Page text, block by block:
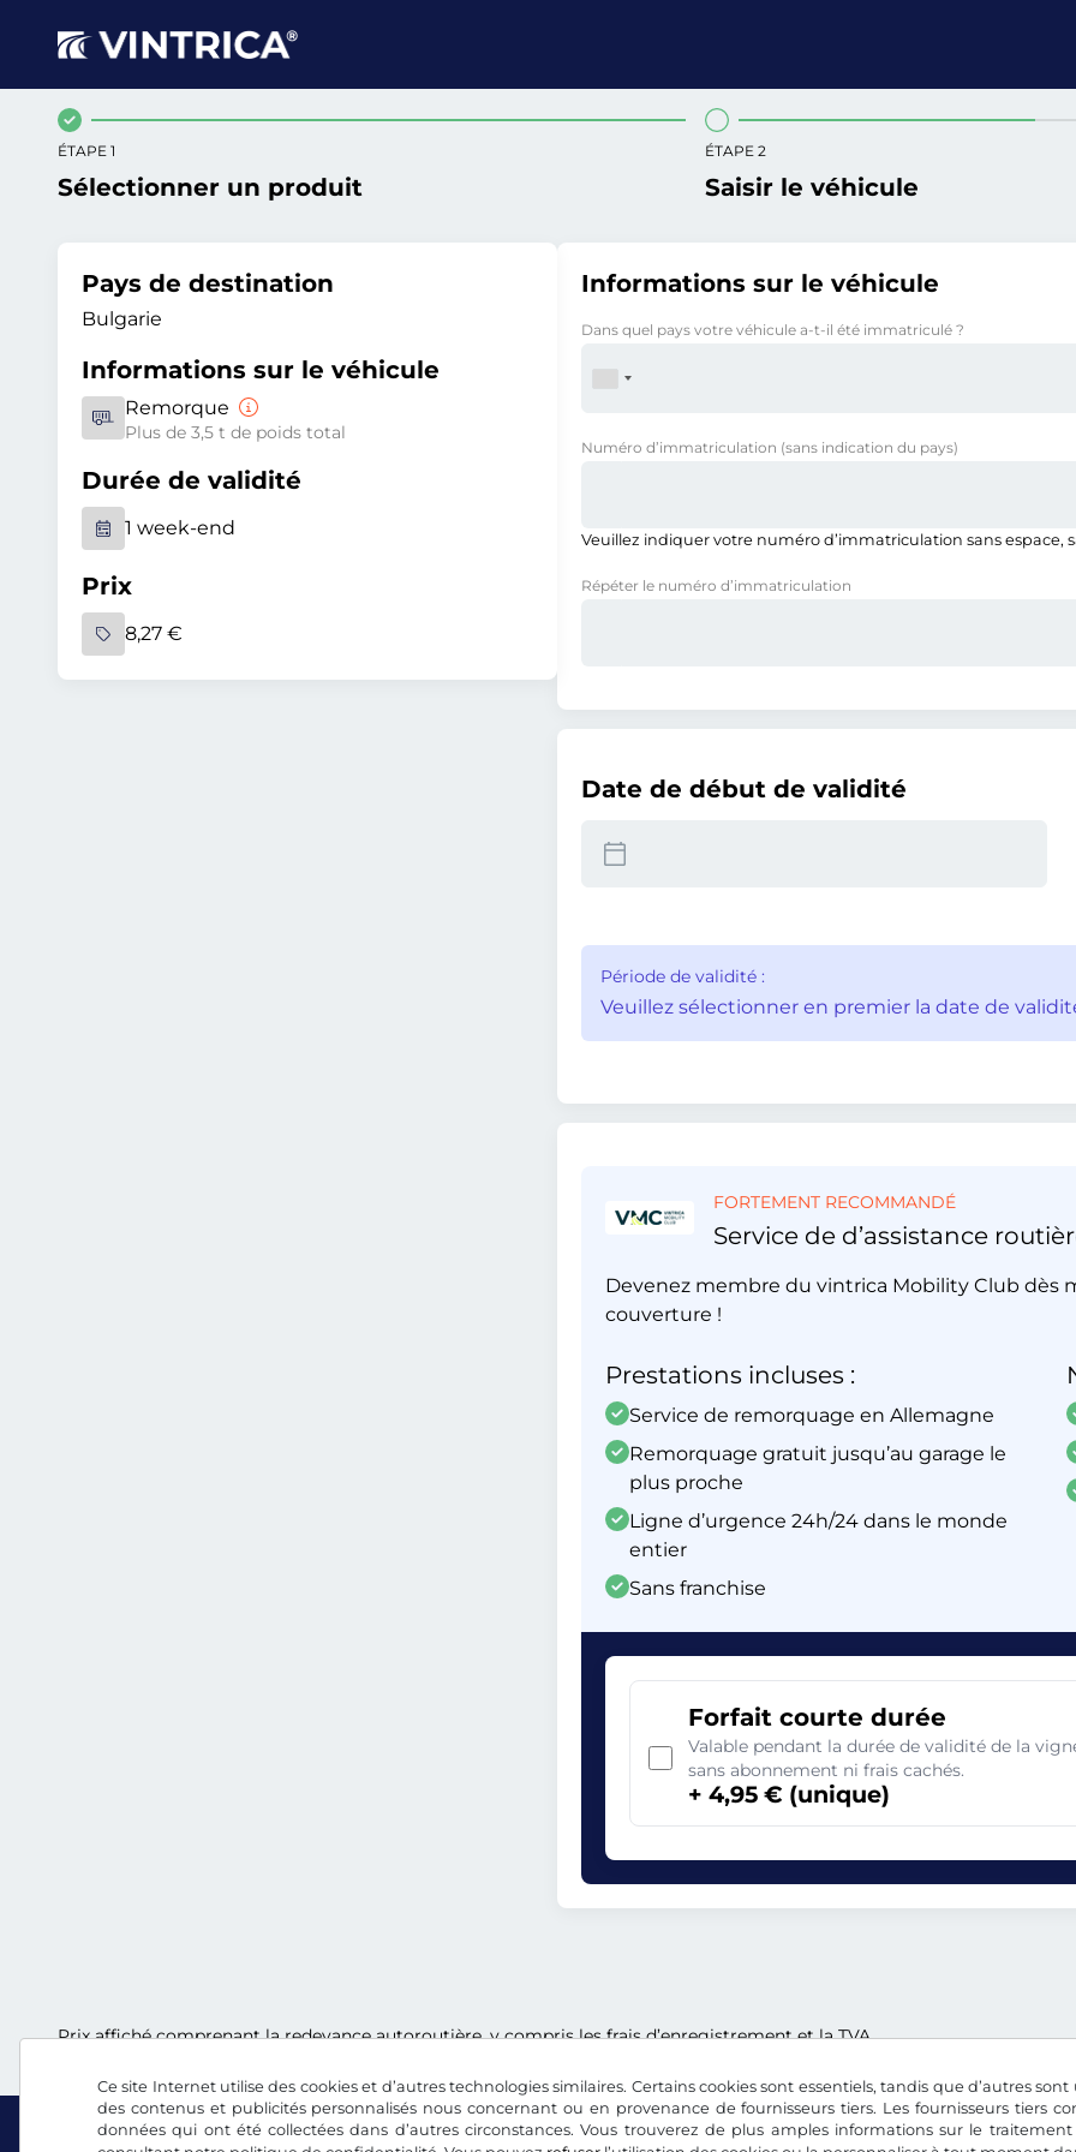
Ce site Internet utilise des cookies et d’autres technologies similaires. Certains cookies sont essentiels, tandis que d’autres
des contenus et publicités personnalisés nous concernant ou en provenance de fournisseurs tiers. Les fournisseurs tiers
données qui ont été collectées dans d’autres circonstances. Vous trouverez de plus amples informations sur le
ÉTAPE 1
Sélectionner un produit
ÉTAPE 2
Saisir le véhicule
Pays de destination
Bulgarie
Informations sur le véhicule
Remorque
Plus de 3,5 t de poids total
Durée de validité
1 week-end
Prix
8,27 €
Informations sur le véhicule
Dans quel pays votre véhicule a-t-il été immatriculé ?
Numéro d’immatriculation (sans indication du pays)
Veuillez indiquer votre numéro d’immatriculation sans espace,
Répéter le numéro d’immatriculation
Date de début de validité
Période de validité :
Veuillez sélectionner en premier la date de
FORTEMENT RECOMMANDÉ
Service de d’assistance
Devenez membre du vintrica Mobility Club dès
couverture !
Prestations incluses :
Service de remorquage en Allemagne
Remorquage gratuit jusqu’au garage le
plus proche
Ligne d’urgence 24h/24 dans le monde
entier
Sans franchise
Forfait courte durée
Valable pendant la durée de validité de la
sans abonnement ni frais cachés.
+ 4,95 € (unique)
Prix affiché comprenant la redevance autoroutière, y compris les frais d’enregistrement et la TVA.